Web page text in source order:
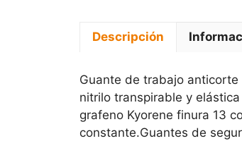
Descripción
Guante de trabajo anticorte
nitrilo transpirable y
grafeno Kyorene finura 13
constante.Guantes de